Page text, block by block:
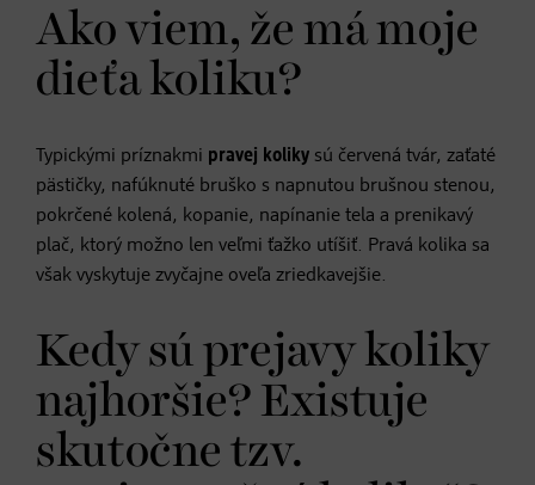
Ako viem, že má moje
dieťa koliku?
Typickými príznakmi pravej koliky sú červená tvár, zaťaté
pästičky, nafúknuté bruško s napnutou brušnou stenou,
pokrčené kolená, kopanie, napínanie tela a prenikavý
plač, ktorý možno len veľmi ťažko utíšiť. Pravá kolika sa
však vyskytuje zvyčajne oveľa zriedkavejšie.
Kedy sú prejavy koliky
najhoršie? Existuje
skutočne tzv.